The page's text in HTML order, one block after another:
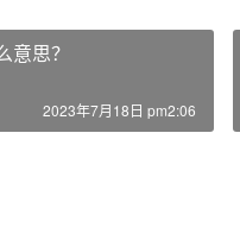
思？
2023年7月18日 pm2:06